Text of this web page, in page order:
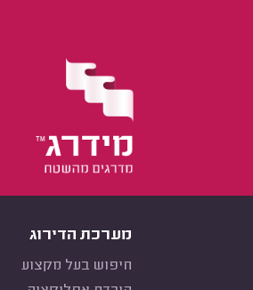
מערכת הדירוג
חיפוש בעל מקצוע